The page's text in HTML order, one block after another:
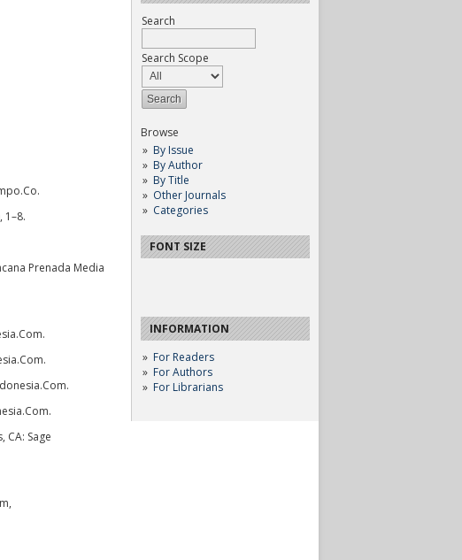
Search
Search Scope
Browse
By Issue
By Author
By Title
Other Journals
Categories
FONT SIZE
INFORMATION
For Readers
For Authors
For Librarians
1–8.
Prenada Media
CA: Sage